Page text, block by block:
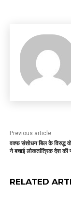
Previous article
वक्फ संशोधन बिल के विरुद्ध
ने बचाई लोकतांत्रिक देश की
RELATED